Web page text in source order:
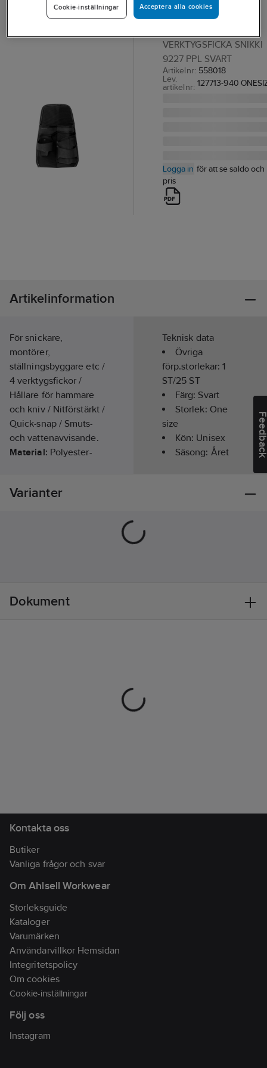
Fristads Snikki
VERKTYGSFICKA SNIKKI
9227 PPL SVART
Artikelnr: 558018
Lev.
artikelnr: 127713-940
Logga in för att se saldo och
pris
Artikelinformation
För snickare,
montörer,
ställningsbyggare etc /
4 verktygsfickor /
Hållare för hammare
och kniv / Nitförstärkt /
Quick-snap / Smuts-
och vattenavvisande.
Material: Polyester-
Lev.
Teknisk data
Övriga
förp.storlekar:1
ST/25 ST
Färg:Svart
Storlek: One
size
Kön: Unisex
Säsong: Året
Varianter
Dokument
Kontakta oss
Butiker
Vanliga frågor och svar
Om Ahlsell Workwear
Storleksguide
Kataloger
Varumärken
Användarvillkor Hemsidan
Integritetspolicy
Om cookies
Cookie-inställningar
Följ oss
Instagram
Acceptera alla cookies
Cookie-inställningar